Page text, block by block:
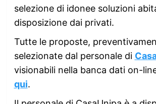
selezione di idonee soluzioni
disposizione dai privati.
Tutte le proposte,
selezionate dal personale di
visionabili nella banca dati on-
qui.